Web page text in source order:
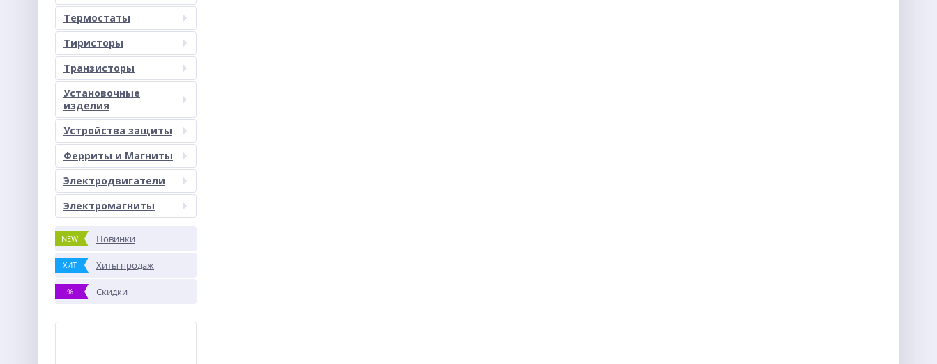
Термостаты
Тиристоры
Транзисторы
Установочные
изделия
Устройства защиты
Ферриты и Магниты
Электродвигатели
Электромагниты
NEW Новинки
ХИТ Хиты продаж
% Скидки